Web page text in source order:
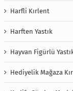
Harfli Kırlent
Harften Yastık
Hayvan Figürlü
Hediyelik Mağaza